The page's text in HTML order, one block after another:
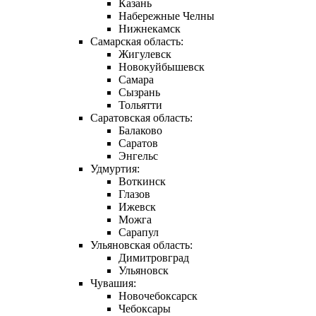
Казань
Набережные Челны
Нижнекамск
Самарская область:
Жигулевск
Новокуйбышевск
Самара
Сызрань
Тольятти
Саратовская область:
Балаково
Саратов
Энгельс
Удмуртия:
Воткинск
Глазов
Ижевск
Можга
Сарапул
Ульяновская область:
Димитровград
Ульяновск
Чувашия:
Новочебоксарск
Чебоксары